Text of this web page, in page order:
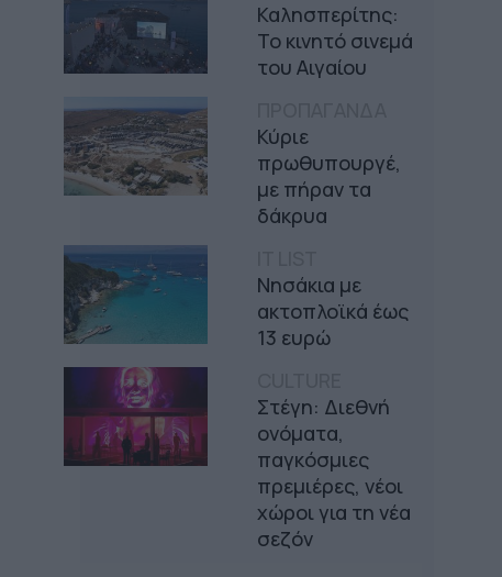
Καλησπερίτης:
Το κινητό σινεμά
του Αιγαίου
Κύριε
πρωθυπουργέ,
με πήραν τα
δάκρυα
Νησάκια με
ακτοπλοϊκά έως
13 ευρώ
Στέγη: Διεθνή
ονόματα,
παγκόσμιες
πρεμιέρες, νέοι
χώροι για τη νέα
σεζόν